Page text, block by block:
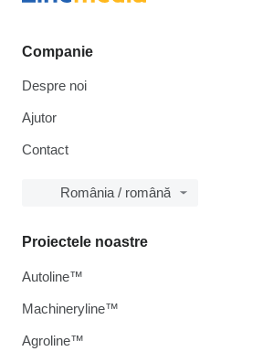
Companie
Despre noi
Ajutor
Contact
România / română
Proiectele noastre
Autoline™
Machineryline™
Agroline™